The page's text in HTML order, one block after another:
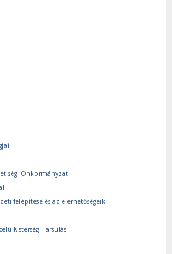
Önkormányzat
felépítése és az elérhetőségeik
Kistérségi Társulás